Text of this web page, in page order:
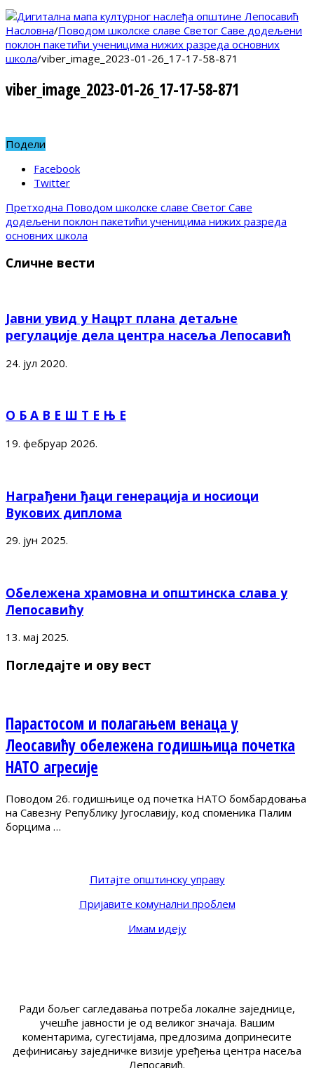
Насловна/Поводом школске славе Светог Саве додељени
поклон пакетићи ученицима нижих разреда основних
школа/viber_image_2023-01-26_17-17-58-871
viber_image_2023-01-26_17-17-58-871
Подели
Facebook
Twitter
Претходна Поводом школске славе Светог Саве
додељени поклон пакетићи ученицима нижих разреда
основних школа
Сличне вести
Јавни увид у Нацрт плана детаљне
регулације дела центра насеља Лепосавић
24. јул 2020.
О Б А В Е Ш Т Е Њ Е
19. фебруар 2026.
Награђени ђаци генерација и носиоци
Вукових диплома
29. јун 2025.
Обележена храмовна и општинска слава у
Лепосавићу
13. мај 2025.
Погледајте и ову вест
Парастосом и полагањем венаца у
Леосавићу обележена годишњица почетка
НАТО агресије
Поводом 26. годишњице од почетка НАТО бомбардовања
на Савезну Републику Југославију, код споменика Палим
борцима …
Питајте општинску управу
Пријавите комунални проблем
Имам идеју
Ради бољег сагледавања потреба локалне заједнице,
учешће јавности је од великог значаја. Вашим
коментарима, сугестијама, предлозима допринесите
дефинисању заједничке визије уређења центра насеља
Лепосавић.